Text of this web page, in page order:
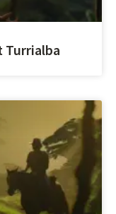
Turrialba